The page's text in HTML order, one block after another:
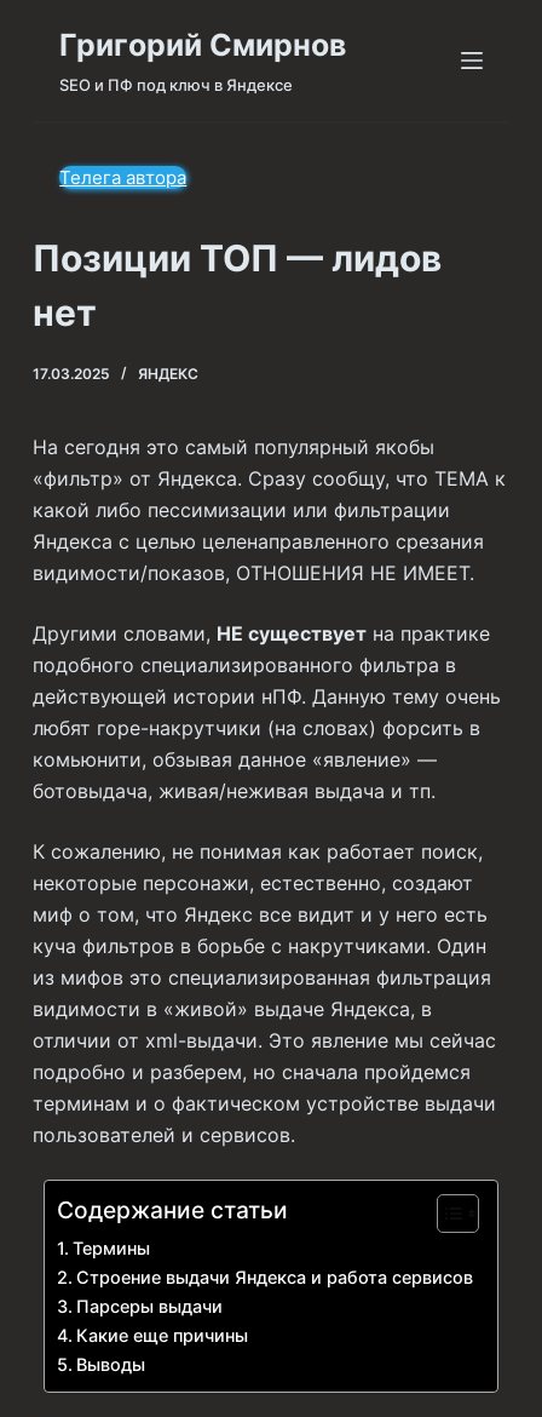
у
и
Григорий Смирнов
SEO и ПФ под ключ в Яндексе
Телега автора
Позиции ТОП — лидов
нет
17.03.2025 ЯНДЕКС
На сегодня это самый популярный якобы
«фильтр» от Яндекса. Сразу сообщу, что ТЕМА к
какой либо пессимизации или фильтрации
Яндекса с целью целенаправленного срезания
видимости/показов, ОТНОШЕНИЯ НЕ ИМЕЕТ.
Другими словами, НЕ существуетна практике
подобного специализированного фильтра в
действующей истории нПФ. Данную тему очень
любят горе-накрутчики (на словах) форсить в
комьюнити, обзывая данное «явление» —
ботовыдача, живая/неживая выдача и тп.
К сожалению, не понимая как работает поиск,
некоторые персонажи, естественно, создают
миф о том, что Яндекс все видит и у него есть
куча фильтров в борьбе с накрутчиками. Один
из мифов это специализированная фильтрация
видимости в «живой» выдаче Яндекса, в
отличии от xml-выдачи. Это явление мы сейчас
подробно и разберем, но сначала пройдемся
терминам и о фактическом устройстве выдачи
пользователей и сервисов.
Содержание статьи
Термины
Строение выдачи Яндекса и работа сервисов
Парсеры выдачи
Какие еще причины
Выводы